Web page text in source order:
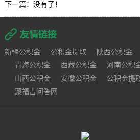
下一篇：没有了！
新疆公积金 公积金提取 陕西公积金
青海公积金
西藏公积金 河南公积
山西公积金
安徽公积金 公积金提
聚福吉问答网